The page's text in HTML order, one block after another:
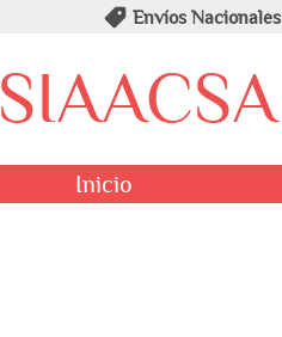
Envíos Nacionales
SIAACSA
Inicio